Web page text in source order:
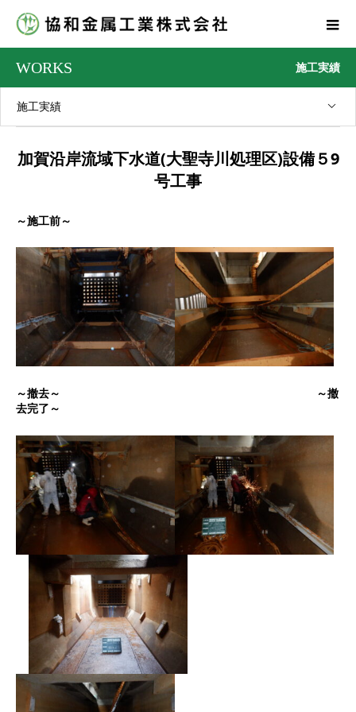
WORKS 施工実績
施工実績
加賀沿岸流域下水道(大聖寺川処理区)設備５9
号工事
～施工前～
～撤去～ ～撤
去完了～